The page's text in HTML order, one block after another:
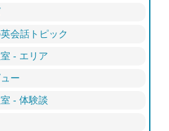
会話トピック
- エリア
ー
- 体験談